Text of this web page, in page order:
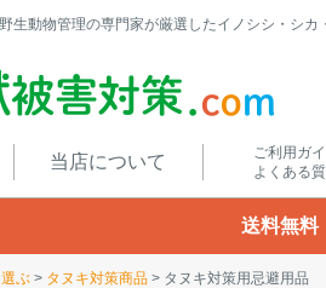
生動物管理の専門家が厳選したイノシシ・シ
当店について
ご利用ガ
よくある
送料無料
ぶ タヌキ対策商品 タヌキ対策用忌避用品